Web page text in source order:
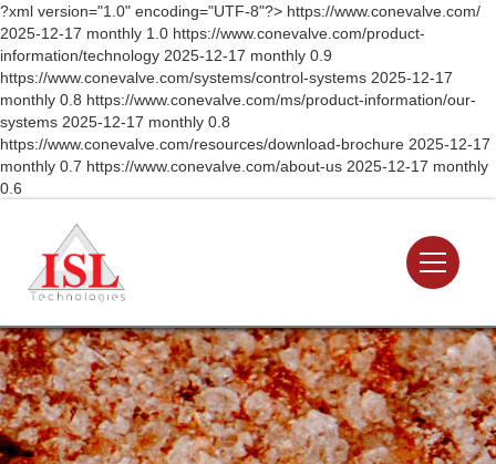
?xml version="1.0" encoding="UTF-8"?> https://www.conevalve.com/
2025-12-17 monthly 1.0 https://www.conevalve.com/product-
information/technology 2025-12-17 monthly 0.9
https://www.conevalve.com/systems/control-systems 2025-12-17
monthly 0.8 https://www.conevalve.com/ms/product-information/our-
systems 2025-12-17 monthly 0.8
https://www.conevalve.com/resources/download-brochure 2025-12-17
monthly 0.7 https://www.conevalve.com/about-us 2025-12-17 monthly
0.6